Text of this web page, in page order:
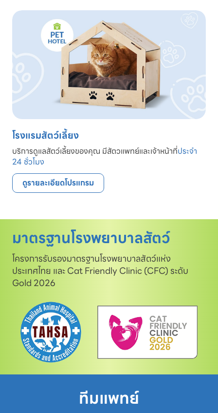
โรงแรมสัตว์เลี้ยง
บริการดูแลสัตว์เลี้ยงของคุณ มีสัตวแพทย์และเจ้าหน้าที่ประจำ
24 ชั่วโมง
ดูรายละเอียดโปรแกรม
มาตรฐานโรงพยาบาลสัตว์
โครงการรับรองมาตรฐานโรงพยาบาลสัตว์แห่ง
ประเทศไทย และ Cat Friendly Clinic (CFC) ระดับ
Gold 2026
ทีมแพทย์